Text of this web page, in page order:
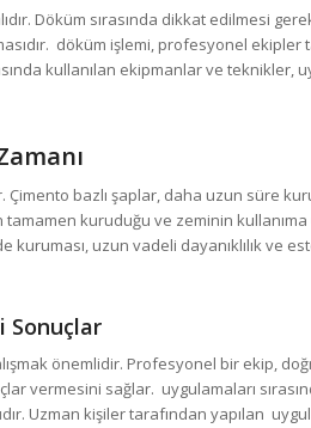
Döküm sırasında dikkat edilmesi
döküm işlemi, profesyonel ekipler
kullanılan ekipmanlar ve teknikler,
Çimento bazlı şaplar, daha uzun süre
tamamen kuruduğu ve zeminin
uzun vadeli dayanıklılık ve
Sonuçlar
önemlidir. Profesyonel bir ekip,
vermesini sağlar. uygulamaları
Uzman kişiler tarafından yapılan